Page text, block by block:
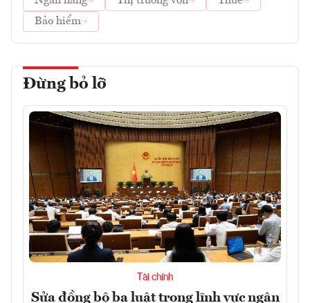
Bảo hiểm
Đừng bỏ lỡ
Tài chính
Sửa đồng bộ ba luật trong lĩnh vực ngân